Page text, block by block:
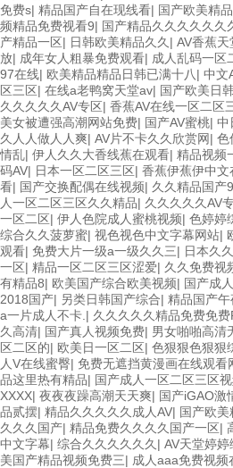
免费s| 精品国产自在现线看| 国产欧美精
频精品免费视看9| 国产精品久久久久久久
产精品一区| 日韩欧美精品久久 | AV香蕉天
放| 成年女人粗暴免费观看| 成人乱码一区
97在线| 欧美精品精品日韩已满十八| 中文
区三区| 在线a老鸭窝天堂av| 国产欧美日
久久久久久AV专区| 香蕉AV在线一区二区
美女被遭强高潮网站免费| 国产AV蜜桃| 中
久人人做人人爽| AV片不卡久久欣赏网| 色
情乱| 伊人久久大香线蕉在观看| 精品视频
码AV| 日本一区二区三区| 香蕉伊蕉伊中文
看| 国产交换配偶在线视频| 久久精品国产
人一区二区三区久久精品| 久久久久久AV
一区二区| 伊人色院成人蜜桃视频| 色婷婷
综合久久菠萝蜜| 视色视色中文字幕网站|
观看| 免费大片一级a一级久久三| 日本久
一区| 精品一区二区三区涩爱| 久久免费视
有精品8| 欧美国产综合欧美视频| 国产成
2018国产| 另类日韩国产综合| 精品国产
a一片成人不卡. | 久久久久久精品免费免费
久高清| 国产真人视频免费| 男女啪啪高清
区二区的| 欧美日一区二区| 色狠狠色狠狠
人V在线蜜臀| 免费无遮挡黄漫画在线观看
品这里热有精品| 国产成人一区二区三区
XXXX| 夜夜夜躁高潮天天爽| 国产iGAO激
品贰摆| 精品久久久久久成人AV| 国产欧
久久久国产| 精品免费久久久久国产一区|
中文字幕| 综合久久久久久久 | AV天堂婷婷
美国产精品视频免费三| 成人aaa免费视频